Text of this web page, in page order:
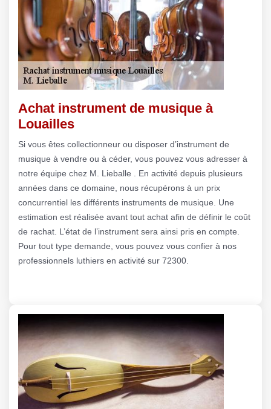
Achat instrument de musique à
Louailles
Si vous êtes collectionneur ou disposer d’instrument de
musique à vendre ou à céder, vous pouvez vous adresser à
notre équipe chez M. Lieballe . En activité depuis plusieurs
années dans ce domaine, nous récupérons à un prix
concurrentiel les différents instruments de musique. Une
estimation est réalisée avant tout achat afin de définir le coût
de rachat. L’état de l’instrument sera ainsi pris en compte.
Pour tout type demande, vous pouvez vous confier à nos
professionnels luthiers en activité sur 72300.